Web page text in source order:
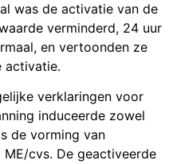
was de activatie van de
verminderd, 24 uur
en vertoonden ze
activatie.
verklaringen voor
induceerde zowel
de vorming van
cvs. De geactiveerde